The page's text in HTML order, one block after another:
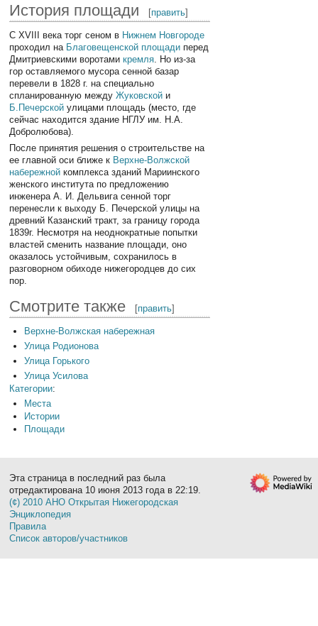
История площади [править]
С XVIII века торг сеном в Нижнем Новгороде
проходил на Благовещенской площади перед
Дмитриевскими воротамикремля . Но из-за
гор оставляемого мусора сенной базар
перевели в 1828 г. на специально
спланированную междуЖуковской и
Б.Печерской улицами площадь (место, где
сейчас находится здание НГЛУ им. Н.А.
Добролюбова).
После принятия решения о строительстве на
ее главной оси ближе к Верхне-Волжской
набережной комплекса зданий Мариинского
женского института по предложению
инженера А. И. Дельвига сенной торг
перенесли к выходу Б. Печерской улицы на
древний Казанский тракт, за границу города
1839г. Несмотря на неоднократные попытки
властей сменить название площади, оно
оказалось устойчивым, сохранилось в
разговорном обиходе нижегородцев до сих
пор.
Смотрите также [править]
Верхне-Волжская набережная
Улица Родионова
Улица Горького
Улица Усилова
Категории:
Места
Истории
Площади
Эта страница в последний раз была
отредактирована 10 июня 2013 года в 22:19.
(¢) 2010 АНО Открытая Нижегородская
Энциклопедия
Правила
Список авторов/участников